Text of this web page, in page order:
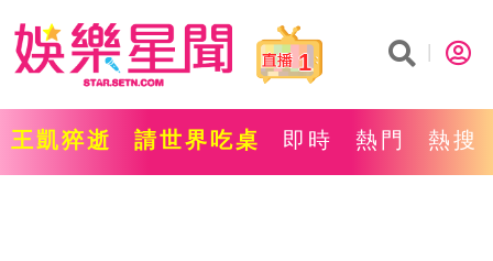
1
王凱猝逝 請世界吃桌 即時 熱門 熱搜